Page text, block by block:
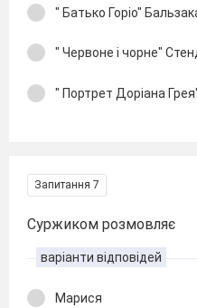
" Батько Горіо"
" Червоне і чорне"
" Портрет Доріана
Запитання 7
Суржиком розмовляє
варіанти відповідей
Марися